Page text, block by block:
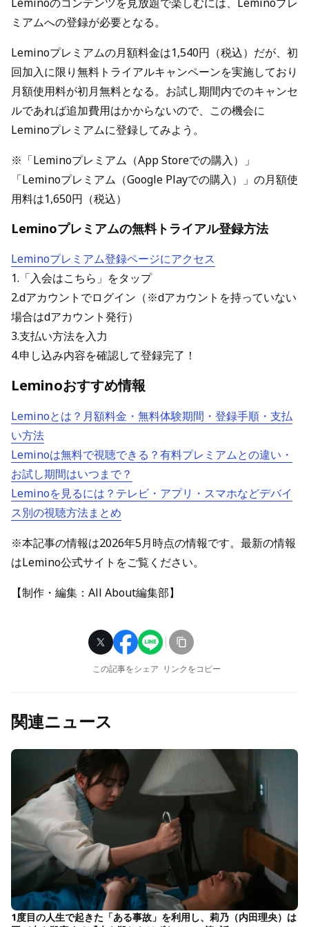
ミアムへの登録が必要となる。
Leminoプレミアムの月額料金は1,540円（税込）だが、初
回加入に限り無料トライアルキャンペーンを実施しており
月額使用料が初月無料となる。お試し期間内でのキャンセ
ルであれば追加費用はかからないので、この機会に
Leminoプレミアムに登録してみよう。
※「Leminoプレミアム（App Storeでの購入）」
「Leminoプレミアム（Google Playでの購入）」の月額使
用料は1,650円（税込）
Leminoプレミアムの無料トライアル登録方法
Leminoプレミアム登録ページにアクセス
1.「入会はこちら」をタップ
2.dアカウントでログイン（※dアカウントを持っていない
場合はdアカウント発行）
3.支払い方法を入力
4.申し込み内容を確認して登録完了！
Leminoおすすめ情報
Leminoとは？月額料金・無料体験期間・登録手順・支払
い方法
Leminoは無料で視聴できる？有料プレミアムとの違い・
お試し期間はいつまで？
Leminoを見るには？テレビ・アプリ・スマホなどデバイ
ス別の視聴方法まとめ
※本記事の情報は2026年5月時点の情報です。最新の情報
はLemino公式サイトをご覧ください。
【制作・編集：All About編集部】
この記事をシェア リンクをコピー
関連ニュース
1度目の人生で起きた「ある事故」を利用し、莉乃（内田理央）は